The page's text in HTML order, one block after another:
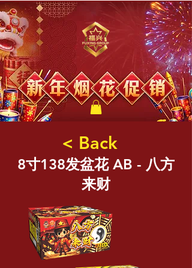
< Back
8寸138发盆花 AB - 八方
来财